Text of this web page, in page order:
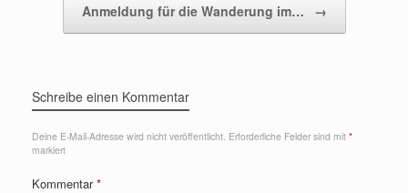
Anmeldung für die Wanderung im… →
Schreibe einen Kommentar
Deine E-Mail-Adresse wird nicht veröffentlicht. Erforderliche Felder sind mit *
markiert
Kommentar*